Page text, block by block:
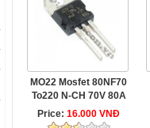
MO22 Mosfet 80NF70
To220 N-CH 70V 80A
Price: 16.000 VNĐ